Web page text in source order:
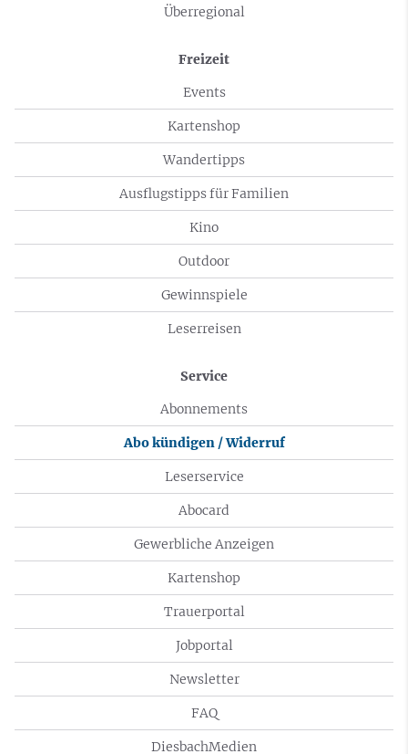
Überregional
Freizeit
Events
Kartenshop
Wandertipps
Ausflugstipps für Familien
Kino
Outdoor
Gewinnspiele
Leserreisen
Service
Abonnements
Abo kündigen / Widerruf
Leserservice
Abocard
Gewerbliche Anzeigen
Kartenshop
Trauerportal
Jobportal
Newsletter
FAQ
DiesbachMedien